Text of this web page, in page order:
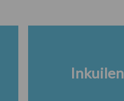
Inkuilen